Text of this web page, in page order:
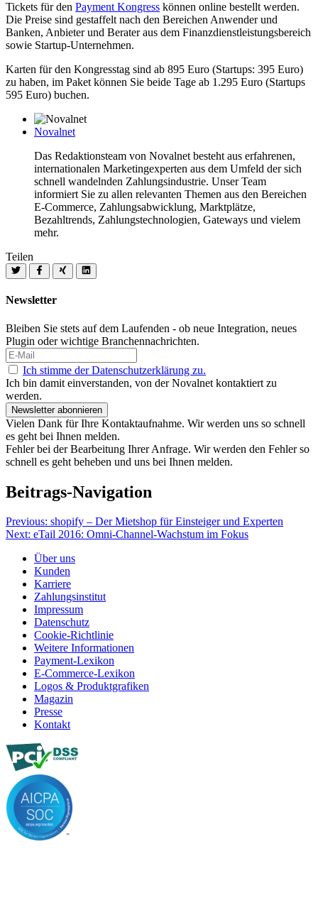
Tickets für den Payment Kongress können online bestellt werden.
Die Preise sind gestaffelt nach den Bereichen Anwender und
Banken, Anbieter und Berater aus dem Finanzdienstleistungsbereich
sowie Startup-Unternehmen.
Karten für den Kongresstag sind ab 895 Euro (Startups: 395 Euro)
zu haben, im Paket können Sie beide Tage ab 1.295 Euro (Startups
595 Euro) buchen.
Novalnet
Das Redaktionsteam von Novalnet besteht aus erfahrenen,
internationalen Marketingexperten aus dem Umfeld der sich
schnell wandelnden Zahlungsindustrie. Unser Team
informiert Sie zu allen relevanten Themen aus den Bereichen
E-Commerce, Zahlungsabwicklung, Marktplätze,
Bezahltrends, Zahlungstechnologien, Gateways und vielem
mehr.
Teilen
Newsletter
Bleiben Sie stets auf dem Laufenden - ob neue Integration, neues
Plugin oder wichtige Branchennachrichten.
Ich stimme der Datenschutzerklärung zu.
Ich bin damit einverstanden, von der Novalnet kontaktiert zu
werden.
Newsletter abonnieren
Vielen Dank für Ihre Kontaktaufnahme. Wir werden uns so schnell
es geht bei Ihnen melden.
Fehler bei der Bearbeitung Ihrer Anfrage. Wir werden den Fehler so
schnell es geht beheben und uns bei Ihnen melden.
Beitrags-Navigation
Previous: shopify – Der Mietshop für Einsteiger und Experten
Next: eTail 2016: Omni-Channel-Wachstum im Fokus
Über uns
Kunden
Karriere
Zahlungsinstitut
Impressum
Datenschutz
Cookie-Richtlinie
Weitere Informationen
Payment-Lexikon
E-Commerce-Lexikon
Logos & Produktgrafiken
Magazin
Presse
Kontakt